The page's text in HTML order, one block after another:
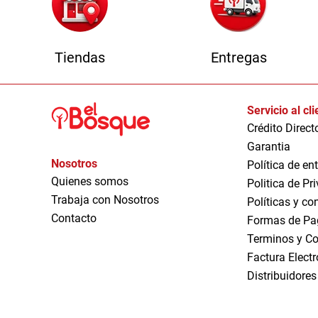
Tiendas Entregas
Nosotros
Quienes somos
Trabaja con Nosotros
Contacto
Servicio al
Crédito
Garantia
Política de
Politica de
Políticas y
Formas de
Terminos y
Factura
Distribuidores